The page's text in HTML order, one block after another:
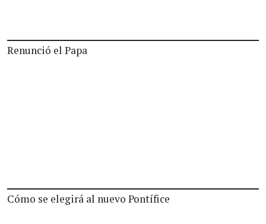
Renunció el Papa
Cómo se elegirá al nuevo Pontífice